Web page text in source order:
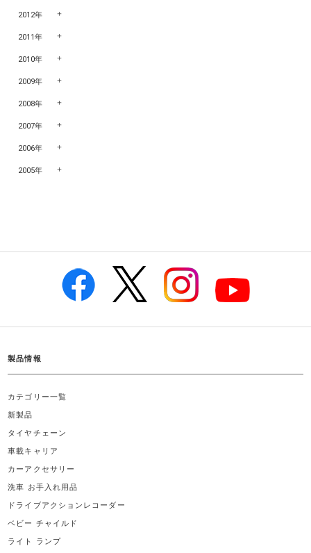
2012年
2011年
2010年
2009年
2008年
2007年
2006年
2005年
製品情報
カテゴリー一覧
新製品
タイヤチェーン
車載キャリア
カーアクセサリー
洗車 お手入れ用品
ドライブアクションレコーダー
ベビー チャイルド
ライト ランプ